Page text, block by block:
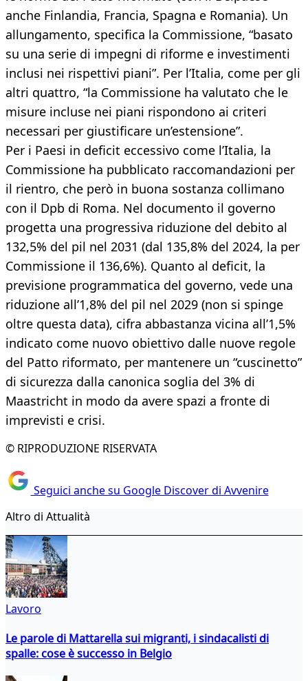
anche Finlandia, Francia, Spagna e Romania). Un
allungamento, specifica la Commissione, “basato
su una serie di impegni di riforme e investimenti
inclusi nei rispettivi piani”. Per l’Italia, come per gli
altri quattro, “la Commissione ha valutato che le
misure incluse nei piani rispondono ai criteri
necessari per giustificare un’estensione”.
Per i Paesi in deficit eccessivo come l’Italia, la
Commissione ha pubblicato raccomandazioni per
il rientro, che però in buona sostanza collimano
con il Dpb di Roma. Nel documento il governo
progetta una progressiva riduzione del debito al
132,5% del pil nel 2031 (dal 135,8% del 2024, la per
Commissione il 136,6%). Quanto al deficit, la
previsione programmatica del governo, vede una
riduzione all’1,8% del pil nel 2029 (non si spinge
oltre questa data), cifra abbastanza vicina all’1,5%
indicato come nuovo obiettivo dalle nuove regole
del Patto riformato, per mantenere un “cuscinetto”
di sicurezza dalla canonica soglia del 3% di
Maastricht in modo da avere spazi a fronte di
imprevisti e crisi.
© RIPRODUZIONE RISERVATA
Seguici anche su Google Discover di Avvenire
Altro di Attualità
Lavoro
Le parole di Mattarella sui migranti, i sindacalisti di
spalle: cose è successo in Belgio